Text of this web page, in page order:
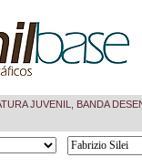
JUVENIL, BANDA